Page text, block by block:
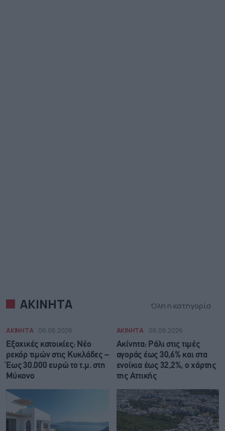
ΑΚΙΝΗΤΑ Όλη η κατηγορία
ΑΚΙΝΗΤΑ 06.08.2026
Εξοχικές κατοικίες: Νέο
ρεκόρ τιμών στις Κυκλάδες –
Έως 30.000 ευρώ το τ.μ. στη
Μύκονο
ΑΚΙΝΗΤΑ 06.08.2026
Ακίνητα: Ράλι στις τιμές
αγοράς έως 30,6% και στα
ενοίκια έως 32,2%, ο χάρτης
της Αττικής